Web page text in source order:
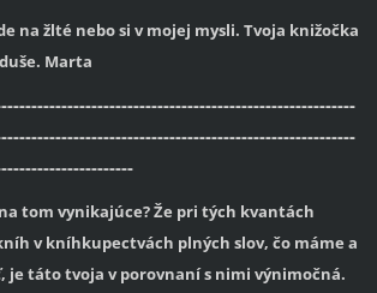
na žlté nebo si v mojej mysli. Tvoja knižočka
Marta
tom vynikajúce? Že pri tých kvantách
v kníhkupectvách plných slov, čo máme a
je táto tvoja v porovnaní s nimi výnimočná.